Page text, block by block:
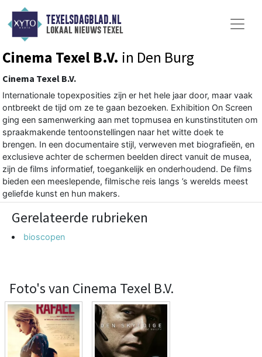
TEXELSDAGBLAD.NL
lokaal nieuws texel
Cinema Texel B.V. in Den Burg
Cinema Texel B.V.
Internationale topexposities zijn er het hele jaar door, maar vaak
ontbreekt de tijd om ze te gaan bezoeken. Exhibition On Screen
ging een samenwerking aan met topmusea en kunstinstituten om
spraakmakende tentoonstellingen naar het witte doek te
brengen. In een documentaire stijl, verweven met biografieën, en
exclusieve achter de schermen beelden direct vanuit de musea,
zijn de films informatief, toegankelijk en onderhoudend. De films
bieden een meeslepende, filmische reis langs ’s werelds meest
geliefde kunst en hun makers.
Gerelateerde rubrieken
bioscopen
Foto's van Cinema Texel B.V.